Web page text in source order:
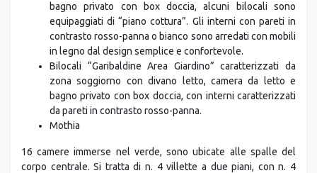
bagno privato con box doccia, alcuni bilocali sono
equipaggiati di “piano cottura”. Gli interni con pareti in
contrasto rosso-panna o bianco sono arredati con mobili
in legno dal design semplice e confortevole.
Bilocali “Garibaldine Area Giardino” caratterizzati da
zona soggiorno con divano letto, camera da letto e
bagno privato con box doccia, con interni caratterizzati
da pareti in contrasto rosso-panna.
Mothia
16 camere immerse nel verde, sono ubicate alle spalle del
corpo centrale. Si tratta di n. 4 villette a due piani, con n. 4